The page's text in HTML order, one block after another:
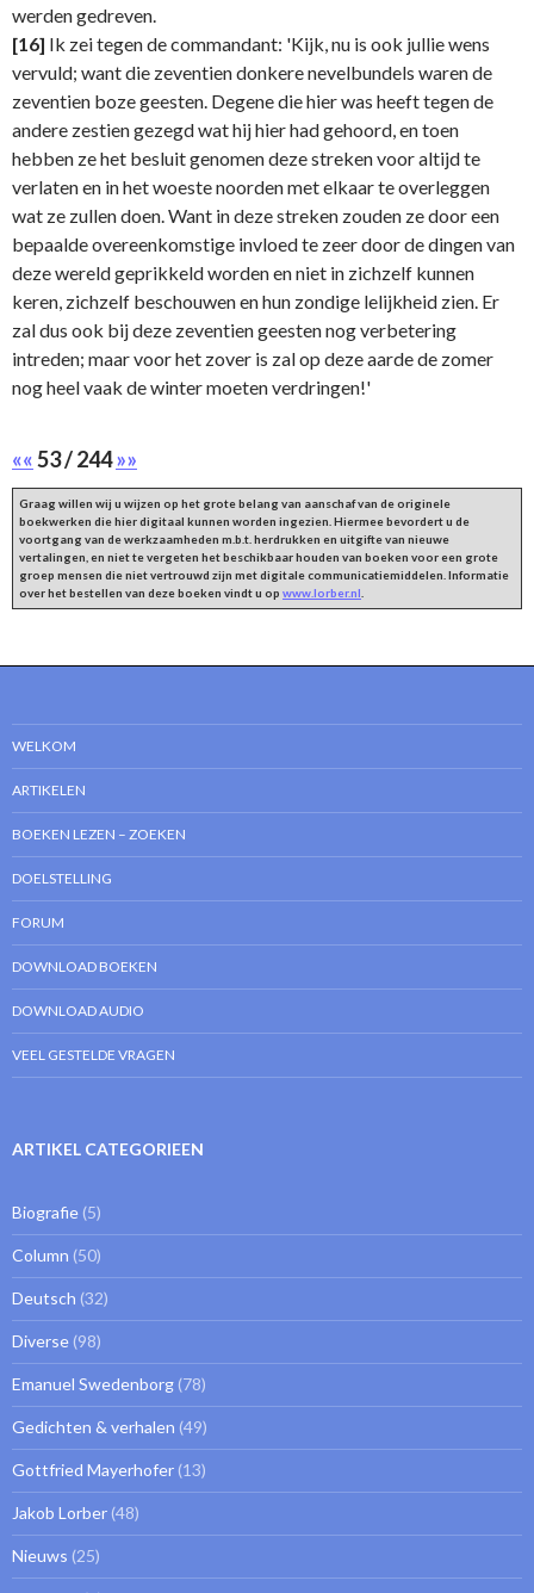
werden gedreven.
[16] Ik zei tegen de commandant: 'Kijk, nu is ook jullie wens
vervuld; want die zeventien donkere nevelbundels waren de
zeventien boze geesten. Degene die hier was heeft tegen de
andere zestien gezegd wat hij hier had gehoord, en toen
hebben ze het besluit genomen deze streken voor altijd te
verlaten en in het woeste noorden met elkaar te overleggen
wat ze zullen doen. Want in deze streken zouden ze door een
bepaalde overeenkomstige invloed te zeer door de dingen van
deze wereld geprikkeld worden en niet in zichzelf kunnen
keren, zichzelf beschouwen en hun zondige lelijkheid zien. Er
zal dus ook bij deze zeventien geesten nog verbetering
intreden; maar voor het zover is zal op deze aarde de zomer
nog heel vaak de winter moeten verdringen!'
««53 / 244»»
Graag willen wij u wijzen op het grote belang van aanschaf van de originele
boekwerken die hier digitaal kunnen worden ingezien. Hiermee bevordert u de
voortgang van de werkzaamheden m.b.t. herdrukken en uitgifte van nieuwe
vertalingen, en niet te vergeten het beschikbaar houden van boeken voor een grote
groep mensen die niet vertrouwd zijn met digitale communicatiemiddelen. Informatie
over het bestellen van deze boeken vindt u op www.lorber.nl
WELKOM
ARTIKELEN
BOEKEN LEZEN – ZOEKEN
DOELSTELLING
FORUM
DOWNLOAD BOEKEN
DOWNLOAD AUDIO
VEEL GESTELDE VRAGEN
ARTIKEL CATEGORIEEN
Biografie (5)
Column (50)
Deutsch (32)
Diverse (98)
Emanuel Swedenborg (78)
Gedichten & verhalen (49)
Gottfried Mayerhofer (13)
Jakob Lorber (48)
Nieuws (25)